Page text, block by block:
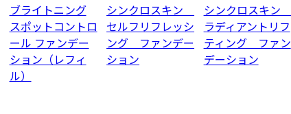
ブライトニング
スポットコントロ
ール ファンデー
ション（レフィ
ル）
シンクロスキン
セルフリフレッシ
ング ファンデー
ション
シンクロスキン
ラディアントリフ
ティング ファン
デーション